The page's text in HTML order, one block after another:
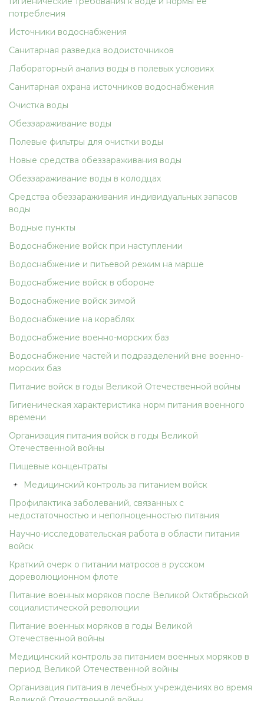
потребления
Источники водоснабжения
Санитарная разведка водоисточников
Лабораторный анализ воды в полевых условиях
Санитарная охрана источников водоснабжения
Очистка воды
Обеззараживание воды
Полевые фильтры для очистки воды
Новые средства обеззараживания воды
Обеззараживание воды в колодцах
Средства обеззараживания индивидуальных запасов
воды
Водные пункты
Водоснабжение войск при наступлении
Водоснабжение и питьевой режим на марше
Водоснабжение войск в обороне
Водоснабжение войск зимой
Водоснабжение на кораблях
Водоснабжение военно-морских баз
Водоснабжение частей и подразделений вне военно-
морских баз
Питание войск в годы Великой Отечественной войны
Гигиеническая характеристика норм питания военного
времени
Организация питания войск в годы Великой
Отечественной войны
Пищевые концентраты
+
Медицинский контроль за питанием войск
Профилактика заболеваний, связанных с
недостаточностью и неполноценностью питания
Научно-исследовательская работа в области питания
войск
Краткий очерк о питании матросов в русском
дореволюционном флоте
Питание военных моряков после Великой Октябрьской
социалистической революции
Питание военных моряков в годы Великой
Отечественной войны
Медицинский контроль за питанием военных моряков в
период Великой Отечественной войны
Организация питания в лечебных учреждениях во время